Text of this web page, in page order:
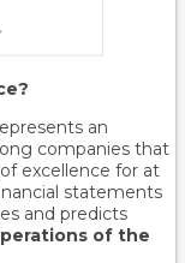
an
companies that
excellence for at
statements
and predicts
of the